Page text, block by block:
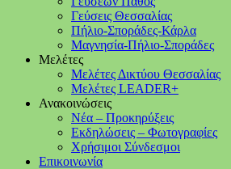
Γεύσεις Θεσσαλίας
Πήλιο-Σποράδες-Κάρλα
Μαγνησία-Πήλιο-Σποράδες
Μελέτες
Μελέτες Δικτύου Θεσσαλίας
Μελέτες LEADER+
Ανακοινώσεις
Νέα – Προκηρύξεις
Εκδηλώσεις – Φωτογραφίες
Χρήσιμοι Σύνδεσμοι
Επικοινωνία